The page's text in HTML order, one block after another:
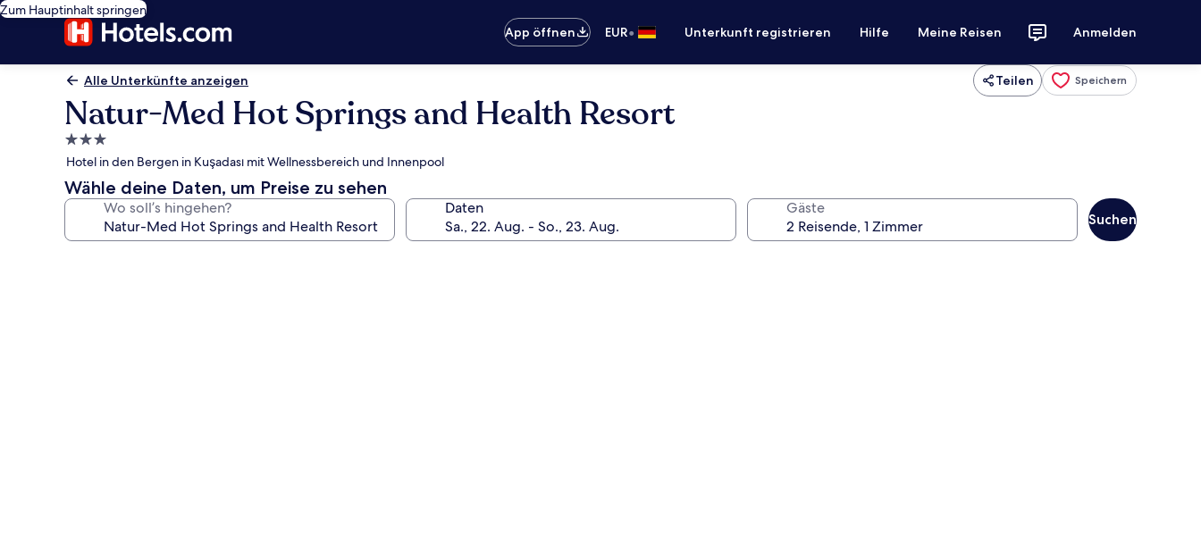
Zum Hauptinhalt springen
App öffnen
EUR• Unterkunft registrieren Hilfe Meine Reisen Anmelden
Alle Unterkünfte anzeigen Teilen Speichern
Natur-Med Hot Springs and Health Resort
3.0-
Sterne-
Unterkunft
Hotel in den Bergen in Kuşadası mit Wellnessbereich und Innenpool
Wähle deine Daten, um Preise zu sehen
Wo soll’s hingehen? Daten Gäste
Suchen